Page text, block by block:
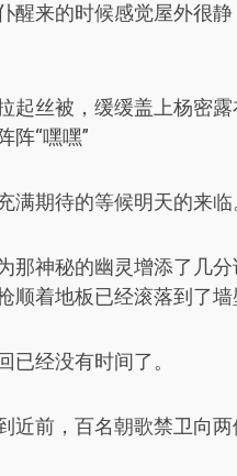
醒来的时候感觉屋外很
起丝被，缓缓盖上杨密
阵“嘿嘿”
满期待的等候明天的来临
那神秘的幽灵增添了几
顺着地板已经滚落到了墙
已经没有时间了。
近前，百名朝歌禁卫向